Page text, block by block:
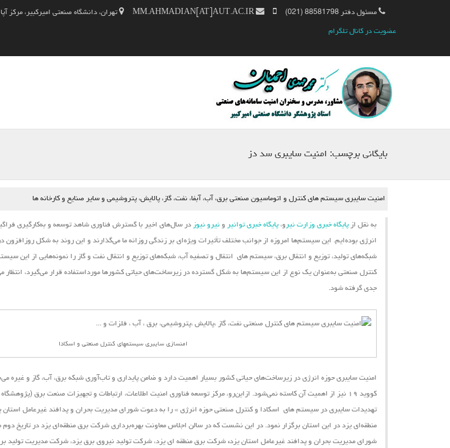
مسئول دفتر 88581798 (021) تهران، دانشگاه صنعتی امیرکبیر، مرکز آپا
عضویت در کانال تلگرام
بایگانی برچسب: امنیت سایبری سد دز
امنیت سایبری سیستم های کنترل و اتوماسیون صنعتی برق، آب، آبفا، نفت، گاز، پالایش، پتروشیمی و سایر صنایع و کارخانه ها
به نقل از پایگاه خبری وزارت نیر و، پایگاه خبری توانیر و نیرو نیوز در سال‌های اخیر با گسترش فناوری شاهد توسعه و به‌کارگیری
انرژی بوده‌ایم. این سیستم‌ها امروزه از جوانب مختلف تأثیرات ویژه‌ای بر زندگی روزانه ما می‌گذارند و این روند به شکل
شبکه‌های تولید، توزیع و انتقال برق، سیستم ‌های انتقال و تصفیه آب، شبکه‌های توزیع و انتقال نفت و گاز را نمونه‌هایی از این
کنترل صنعتی به‌عنوان یک نوع از این سیستم‌ها به شکل گسترده در زیرساخت‌های حیاتی کشورها مورداستفاده قرار می‌گیرد، انتظار
جدی گرفته شود.
امنسازی سایبری سیستمهای کنترل صنعتی و اسکادا
امنیت سایبری حوزه انرژی در زیرساخت‌های حیاتی کشور بسیار اهمیت دارد و ضامن پایداری و تاب‌آوری شبکه برق، آب، گاز و غیره
کووید ۱۹ نیز از اهمیت آن کاسته نمی‌شود.
ازاین‌رو، مرکز توسعه فناوری امنیت اطلاعات، ارتباطات و تجهیزات صنعت برق (پژوهشگاه
تهدیدات سایبری در سیستم ‌های اسکادا و کنترل صنعتی حوزه انرژی » را به دعوت شورای مدیریت بحران و پدافند غیرعامل
شورای مدیریت بحران و پدافند غیرعامل استان یزد، شرکت برق منطقه ای یزد، شرکت تولید نیروی برق یزد، شرکت مدیریت تولید